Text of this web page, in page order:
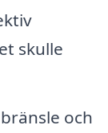
skulle
och